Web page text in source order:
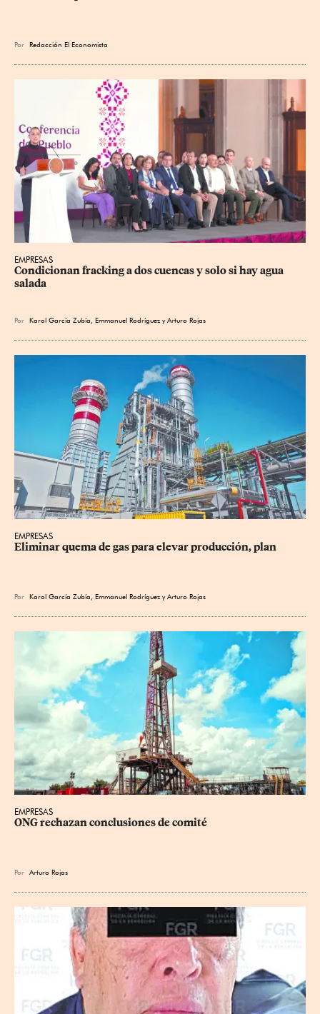
Por Redacción El Economista
EMPRESAS
Condicionan fracking a dos cuencas y solo si hay agua
salada
Por Karol García Zubía, Emmanuel Rodríguez yArturo Rojas
EMPRESAS
Eliminar quema de gas para elevar producción, plan
Por Karol García Zubía Emmanuel Rodríguez yArturo Rojas
EMPRESAS
ONG rechazan conclusiones de comité
Por Arturo Rojas